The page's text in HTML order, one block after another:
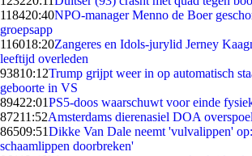
118420:40NPO-manager Menno de Boer
groepsapp
116018:20Zangeres en Idols-jurylid Jerney
leeftijd overleden
93810:12Trump grijpt weer in op automatisch
geboorte in VS
89422:01PS5-doos waarschuwt voor einde
87211:52Amsterdams dierenasiel DOA
86509:51Dikke Van Dale neemt 'vulvalippen'
schaamlippen doorbreken'